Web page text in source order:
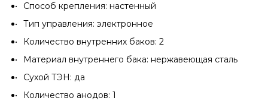
Способ крепления: настенный
Тип управления: электронное
Количество внутренних баков: 2
Материал внутреннего бака: нержавеющая сталь
Сухой ТЭН: да
Количество анодов: 1